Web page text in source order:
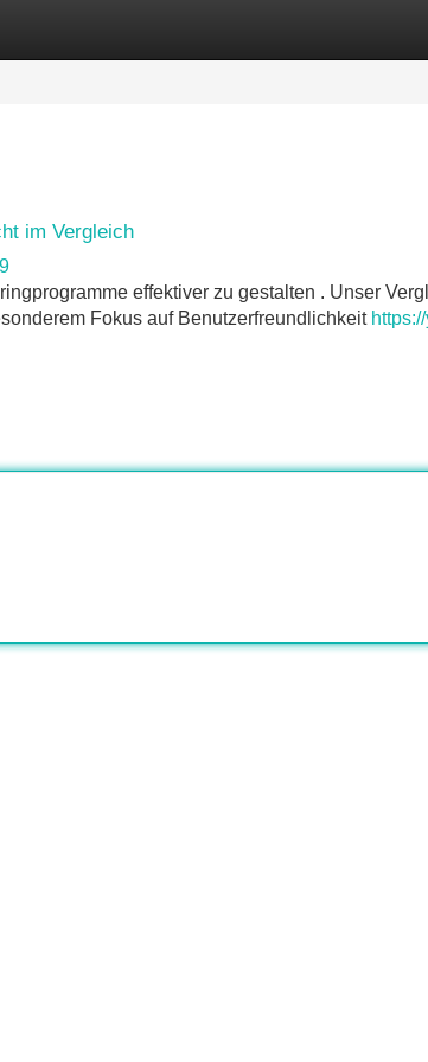
im Vergleich
effektiver zu gestalten . Unser
Fokus auf Benutzerfreundlichkeit